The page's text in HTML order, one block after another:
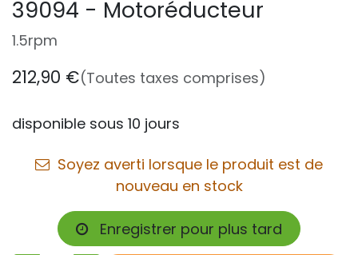
39094 - Motoréducteur
1.5rpm
212,90 €(Toutes taxes comprises)
disponible sous 10 jours
Soyez averti lorsque le produit est de
nouveau en stock
Enregistrer pour plus tard